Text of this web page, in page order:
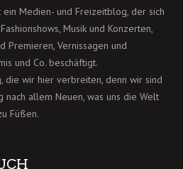
ein Medien- und Freizeitblog, der sich
Musik und Konzerten,
Premieren, Vernissagen und
und Co. beschäftigt.
die wir hier verbreiten, denn wir sind
nach allem Neuen, was uns die Welt
Füßen.